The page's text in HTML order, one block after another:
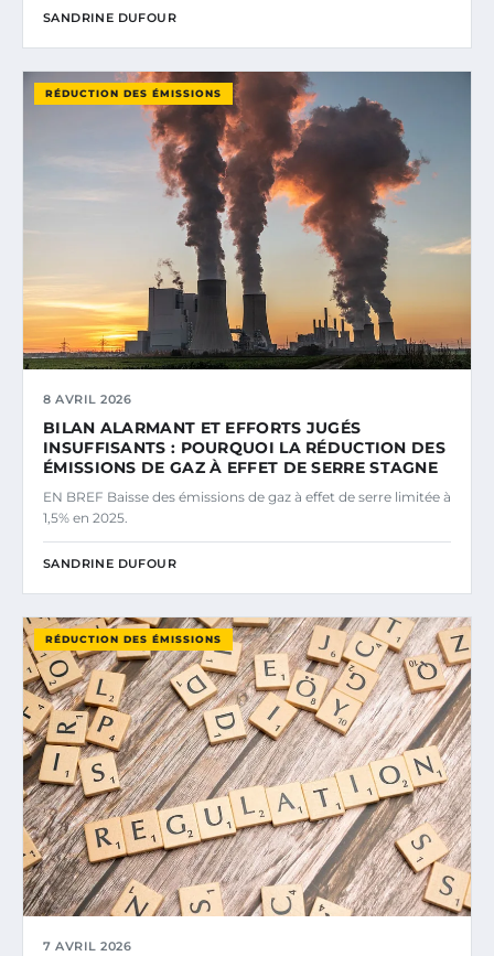
SANDRINE DUFOUR
RÉDUCTION DES ÉMISSIONS
8 AVRIL 2026
BILAN ALARMANT ET EFFORTS JUGÉS
INSUFFISANTS : POURQUOI LA RÉDUCTION DES
ÉMISSIONS DE GAZ À EFFET DE SERRE STAGNE
EN BREF Baisse des émissions de gaz à effet de serre limitée à
1,5% en 2025.
SANDRINE DUFOUR
RÉDUCTION DES ÉMISSIONS
7 AVRIL 2026